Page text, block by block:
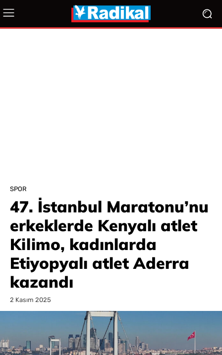
SPOR
47. İstanbul Maratonu’nu
erkeklerde Kenyalı atlet
Kilimo, kadınlarda
Etiyopyalı atlet Aderra
kazandı
2 Kasım 2025